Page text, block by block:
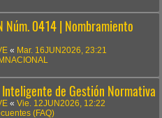
Núm. 0414 | Nombramiento
« Mar. 16JUN2026, 23:21
Inteligente de Gestión Normativa
« Vie. 12JUN2026, 12:22
(FAQ)